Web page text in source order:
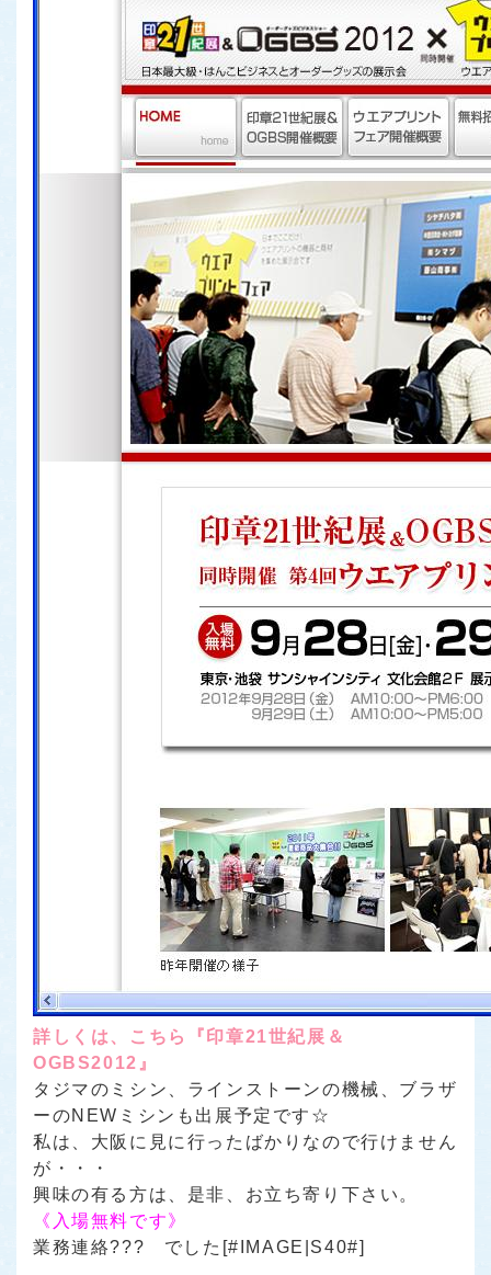
詳しくは、こちら『印章21世紀展＆
OGBS2012』
タジマのミシン
ラインストーンの機械
ブラザ
ーのNEWミシン も出展予定です☆
私は、大阪に見に行ったばかりなので行けません
が・・・
興味の有る方は、是非、お立ち寄り下さい。
《入場無料です》
業務連絡??? でした[#IMAGE|S40#]